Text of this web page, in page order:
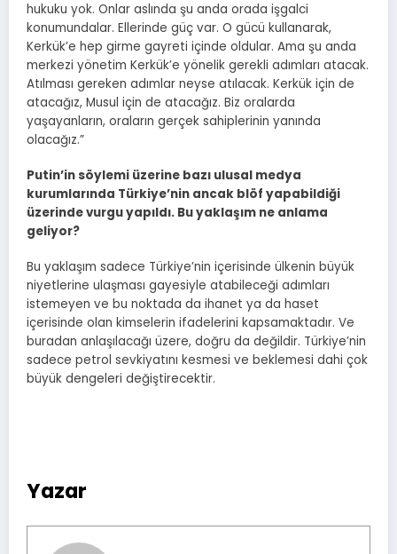
hukuku yok. Onlar aslında şu anda orada işgalci
konumundalar. Ellerinde güç var. O gücü kullanarak,
Kerkük’e hep girme gayreti içinde oldular. Ama şu anda
merkezi yönetim Kerkük’e yönelik gerekli adımları atacak.
Atılması gereken adımlar neyse atılacak. Kerkük için de
atacağız, Musul için de atacağız. Biz oralarda
yaşayanların, oraların gerçek sahiplerinin yanında
olacağız.”
Putin’in söylemi üzerine bazı ulusal medya
kurumlarında Türkiye’nin ancak blöf yapabildiği
üzerinde vurgu yapıldı. Bu yaklaşım ne anlama
geliyor?
Bu yaklaşım sadece Türkiye’nin içerisinde ülkenin büyük
niyetlerine ulaşması gayesiyle atabileceği adımları
istemeyen ve bu noktada da ihanet ya da haset
içerisinde olan kimselerin ifadelerini kapsamaktadır. Ve
buradan anlaşılacağı üzere, doğru da değildir. Türkiye’nin
sadece petrol sevkiyatını kesmesi ve beklemesi dahi çok
büyük dengeleri değiştirecektir.
Yazar